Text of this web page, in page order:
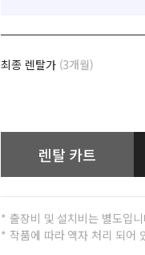
최종 렌탈가(3개월)
렌탈 카트
* 출장비 및 설치비는 별도입
* 작품에 따라 액자 처리 되어